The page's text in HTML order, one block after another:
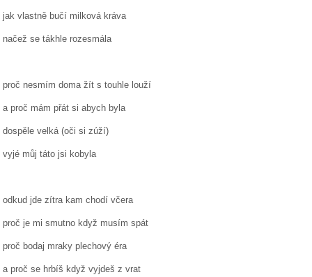
jak vlastně bučí milková kráva
načež se tákhle rozesmála
proč nesmím doma žít s touhle louží
a proč mám přát si abych byla
dospěle velká (oči si zúží)
vyjé můj táto jsi kobyla
odkud jde zítra kam chodí včera
proč je mi smutno když musím spát
proč bodaj mraky plechový éra
a proč se hrbíš když vyjdeš z vrat